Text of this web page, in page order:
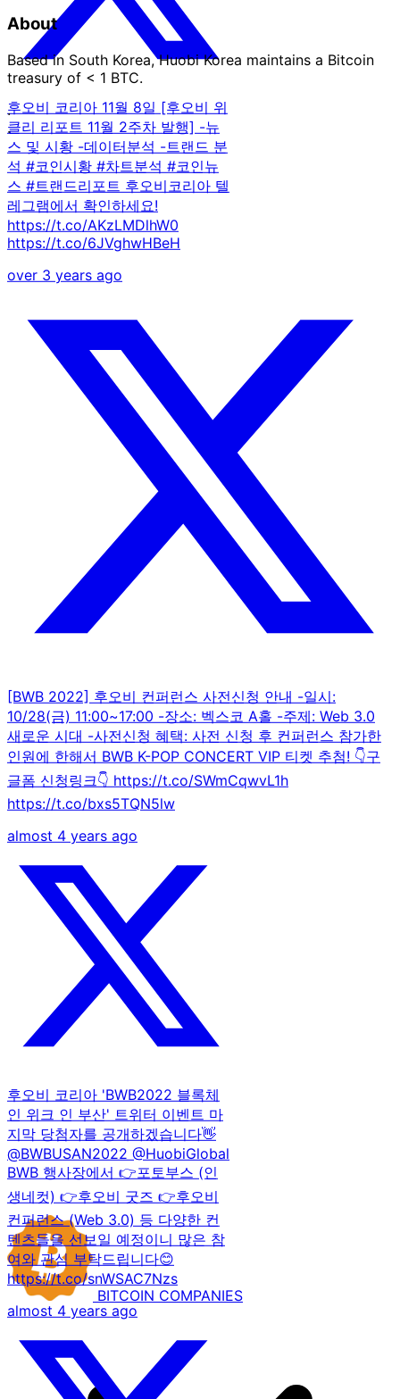
후오비 코리아 11월 8일 [후오비 위
클리 리포트 11월 2주차 발행] -뉴
스 및 시황 -데이터분석 -트랜드 분
석 #코인시황 #차트분석 #코인뉴
스 #트랜드리포트 후오비코리아 텔
레그램에서 확인하세요!
https://t.co/AKzLMDlhW0
https://t.co/6JVghwHBeH
over 3 years ago
[BWB 2022] 후오비 컨퍼런스 사전신청 안내 -일시:
10/28(금) 11:00~17:00 -장소: 벡스코 A홀 -주제: Web 3.0
새로운 시대 -사전신청 혜택: 사전 신청 후 컨퍼런스 참가한
인원에 한해서 BWB K-POP CONCERT VIP 티켓 추첨! 👇구
글폼 신청링크👇 https://t.co/SWmCqwvL1h
https://t.co/bxs5TQN5lw
almost 4 years ago
후오비 코리아 'BWB2022 블록체
인 위크 인 부산' 트위터 이벤트 마
지막 당첨자를 공개하겠습니다👋
@BWBUSAN2022 @HuobiGlobal
BWB 행사장에서 👉포토부스 (인
생네컷) 👉후오비 굿즈 👉후오비
컨퍼런스 (Web 3.0) 등 다양한 컨
텐츠들을 선보일 예정이니 많은 참
여와 관심 부탁드립니다😊
https://t.co/snWSAC7Nzs
almost 4 years ago
About
Based in South Korea, Huobi Korea maintains a Bitcoin
treasury of < 1 BTC.
·
·
BITCOIN COMPANIES